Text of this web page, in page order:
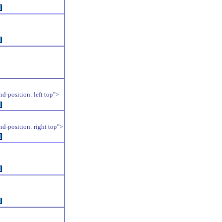
position: left top">
position: right top">